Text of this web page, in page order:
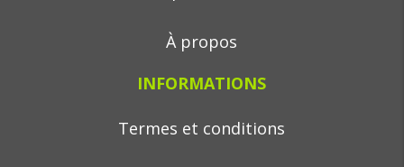
À propos
INFORMATIONS
Termes et conditions